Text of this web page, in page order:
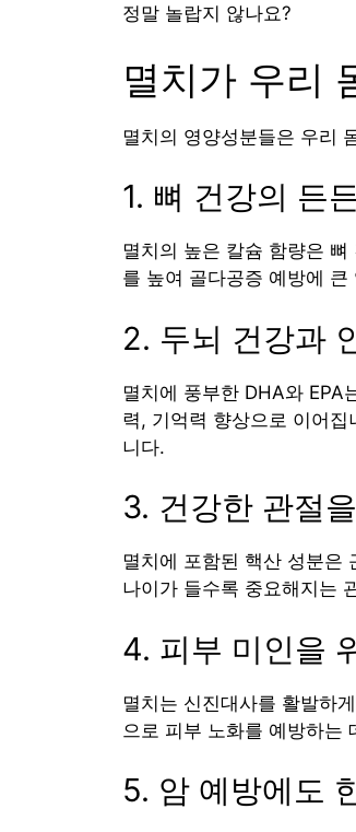
정말 놀랍지 않나요?
멸치가 우리
멸치의 영양성분들은 우리
1. 뼈 건강의 든
멸치의 높은 칼슘 함량은
를 높여 골다공증 예방에
2. 두뇌 건강과
멸치에 풍부한 DHA와 EPA
력, 기억력 향상으로 이어
니다.
3. 건강한 관절
멸치에 포함된 핵산 성분은
나이가 들수록 중요해지는
4. 피부 미인을
멸치는 신진대사를 활발하
으로 피부 노화를 예방하는
5. 암 예방에도